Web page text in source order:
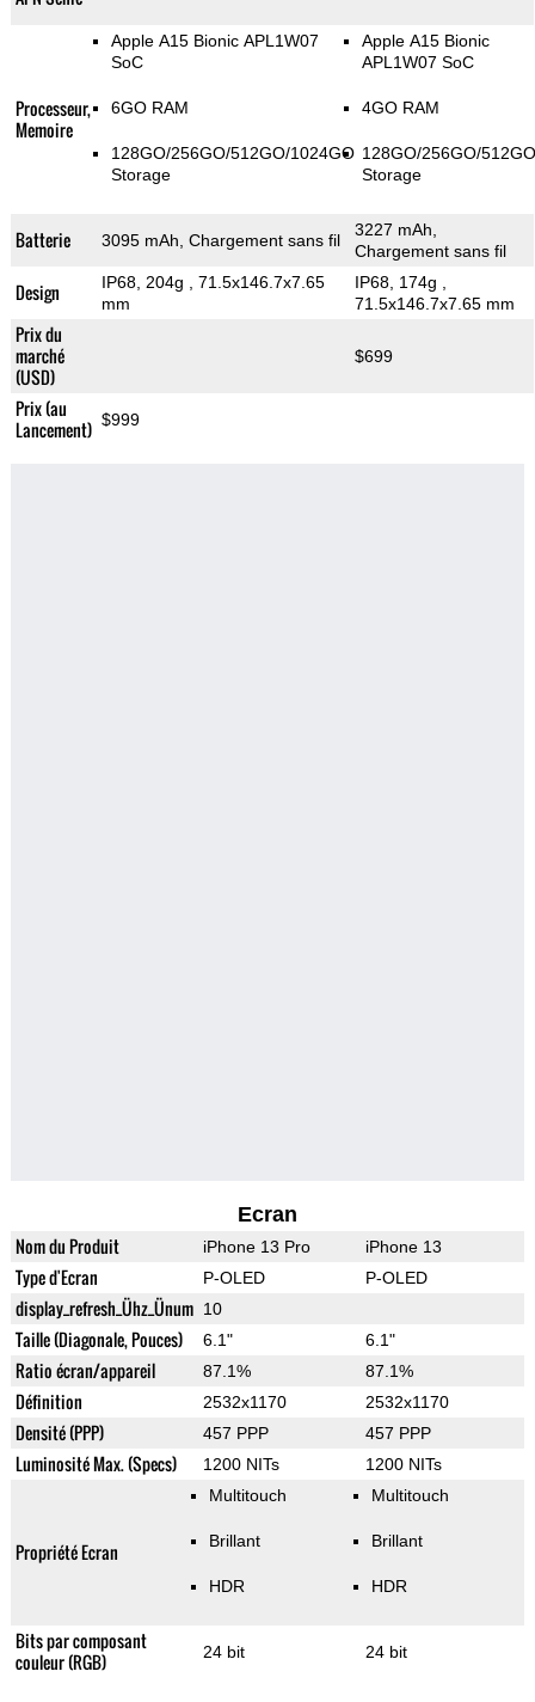
Processeur,
Memoire
Apple A15 Bionic APL1W07
SoC
6GO RAM
128GO/256GO/512GO/1024GO
Storage
Apple A15 Bionic
APL1W07 SoC
4GO RAM
128GO/256GO/512GO
Storage
Batterie 3095 mAh, Chargement sans fil
3227 mAh,
Chargement sans fil
Design IP68, 204g
, 71.5x146.7x7.65
mm
IP68, 174g
71.5x146.7x7.65 mm
Prix du
marché
(USD)
$699
Prix (au
Lancement) $999
Ecran
Nom du Produit iPhone 13 Pro iPhone 13
Type d'Ecran P-OLED P-OLED
display_refresh_Ühz_Ünum 10
Taille (Diagonale, Pouces) 6.1" 6.1"
Ratio écran/appareil 87.1% 87.1%
Définition 2532x1170 2532x1170
Densité (PPP) 457 PPP 457 PPP
Luminosité Max. (Specs) 1200 NITs 1200 NITs
Propriété Ecran
Multitouch
Brillant
HDR
Multitouch
Brillant
HDR
Bits par composant
couleur (RGB)
24 bit 24 bit